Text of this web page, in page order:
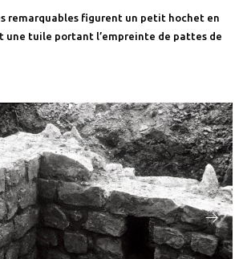
remarquables figurent un petit hochet en
une tuile portant l’empreinte de pattes de